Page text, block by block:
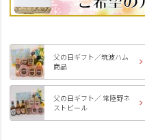
父の日ギフト／筑波ハム
商品
父の日ギフト／ 常陸野ネ
ストビール